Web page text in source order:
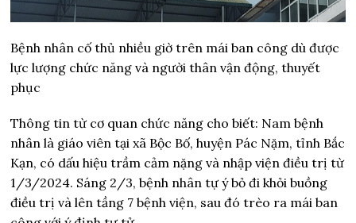
Bệnh nhân cố thủ nhiều giờ trên mái ban công dù được
lực lượng chức năng và người thân vận động, thuyết
phục
Thông tin từ cơ quan chức năng cho biết: Nam bệnh
nhân là giáo viên tại xã Bộc Bố, huyện Pác Nặm, tỉnh Bắc
Kạn, có dấu hiệu trầm cảm nặng và nhập viện điều trị từ
1/3/2024. Sáng 2/3, bệnh nhân tự ý bỏ đi khỏi buồng
điều trị và lên tầng 7 bệnh viện, sau đó trèo ra mái ban